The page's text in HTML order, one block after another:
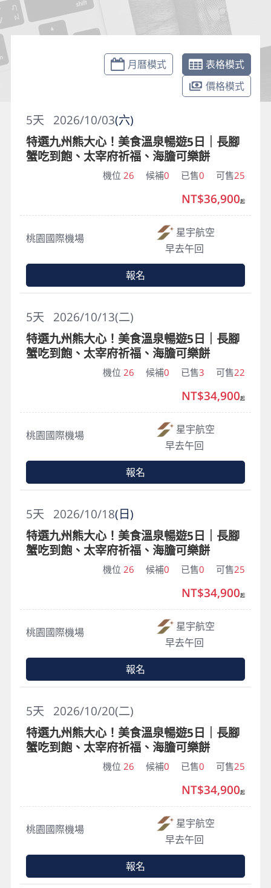
月曆模式
表格模式
價格模式
2026/10/03(六)
5天
特選九州熊大心！美食溫泉暢遊5日｜長腳
蟹吃到飽、太宰府祈福、海膽可樂餅
機位 26 候補0 已售0 可售25
桃園國際機場
星宇航空
早去午回
NT$36,900起
報名
2026/10/13(二)
5天
特選九州熊大心！美食溫泉暢遊5日｜長腳
蟹吃到飽、太宰府祈福、海膽可樂餅
機位 26 候補0 已售3 可售22
桃園國際機場
星宇航空
早去午回
NT$34,900起
報名
2026/10/18(日)
5天
特選九州熊大心！美食溫泉暢遊5日｜長腳
蟹吃到飽、太宰府祈福、海膽可樂餅
機位 26 候補0 已售0 可售25
桃園國際機場
星宇航空
早去午回
NT$34,900起
報名
2026/10/20(二)
5天
特選九州熊大心！美食溫泉暢遊5日｜長腳
蟹吃到飽、太宰府祈福、海膽可樂餅
機位 26 候補0 已售0 可售25
桃園國際機場
星宇航空
早去午回
NT$34,900起
報名